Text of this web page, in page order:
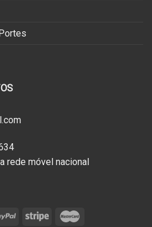
rede móvel nacional